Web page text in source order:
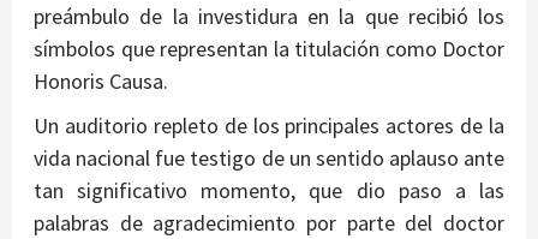
preámbulo de la investidura en la que recibió los
símbolos que representan la titulación como Doctor
Honoris Causa.
Un auditorio repleto de los principales actores de la
vida nacional fue testigo de un sentido aplauso ante
tan significativo momento, que dio paso a las
palabras de agradecimiento por parte del doctor